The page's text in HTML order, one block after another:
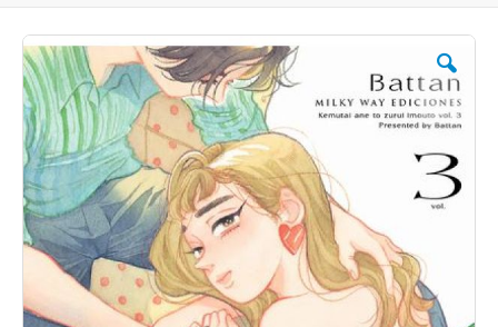
Saltar
al
final
de
la
galería
de
imágenes